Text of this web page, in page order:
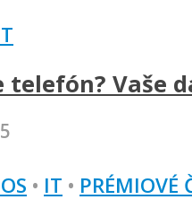
telefón? Vaše
• IT • PRÉMIOVÉ